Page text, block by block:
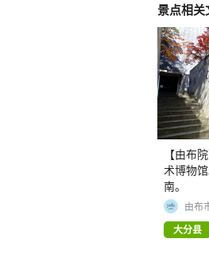
景点相关
【由布
术博物
南。
由布
大分县